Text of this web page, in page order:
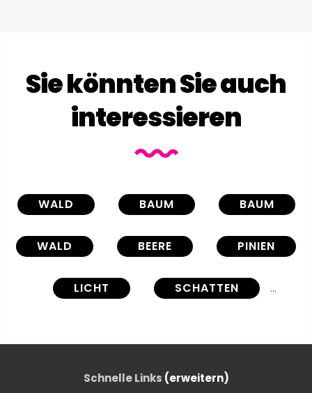
Sie könnten Sie auch
interessieren
WALD BAUM BAUM
WALD BEERE PINIEN
LICHT SCHATTEN
POMMERN SPITZER
Schnelle Links (erweitern)